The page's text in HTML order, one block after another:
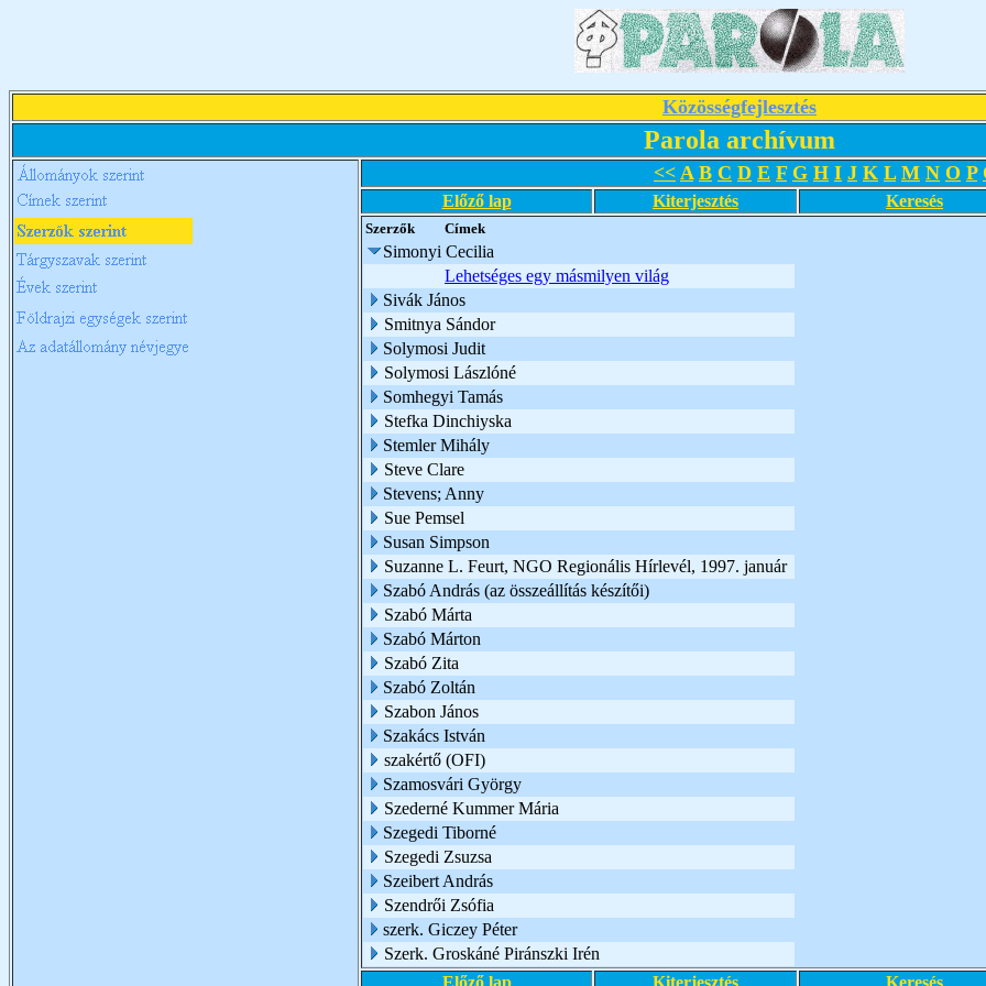
Közösségfejlesztés
Parola archívum
<< A B C D E F G H I J K L M N O P
Előző lap Kiterjesztés Keresés
Szerzők Címek
Simonyi Cecilia
Lehetséges egy másmilyen világ
Sivák János
Smitnya Sándor
Solymosi Judit
Solymosi Lászlóné
Somhegyi Tamás
Stefka Dinchiyska
Stemler Mihály
Steve Clare
Stevens; Anny
Sue Pemsel
Susan Simpson
Suzanne L. Feurt, NGO Regionális Hírlevél, 1997. január
Szabó András (az összeállítás készítői)
Szabó Márta
Szabó Márton
Szabó Zita
Szabó Zoltán
Szabon János
Szakács István
szakértő (OFI)
Szamosvári György
Szederné Kummer Mária
Szegedi Tiborné
Szegedi Zsuzsa
Szeibert András
Szendrői Zsófia
szerk. Giczey Péter
Szerk. Groskáné Piránszki Irén
Előző lap
Kiterjesztés Keresés